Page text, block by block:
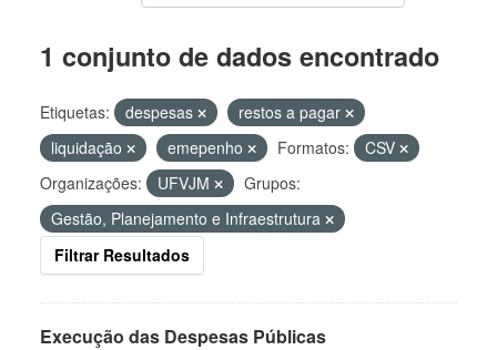
1 conjunto de dados encontrado
Etiquetas: despesas
restos a pagar
liquidação
emepenho Formatos:
CSV
Organizações:
UFVJM
Grupos:
Gestão, Planejamento e Infraestrutura
Filtrar Resultados
Execução das Despesas Públicas